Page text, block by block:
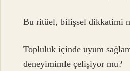
Bu ritüel, bilişsel dikkatimi
Topluluk içinde uyum
deneyimimle çelişiyor mu?